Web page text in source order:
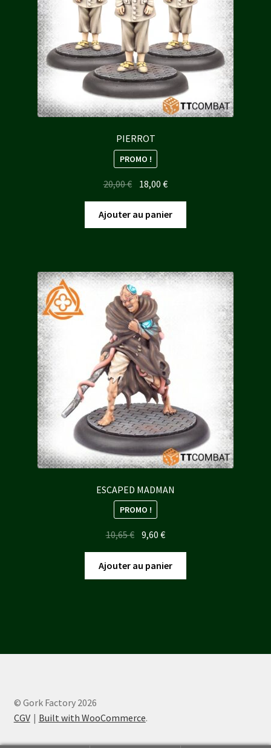
PIERROT
PROMO !
20,00€ Le
initial
était :
18,00€Le
actuel
est :
Ajouter au panier
ESCAPED MADMAN
PROMO !
10,65€ Le
initial
était :
9,60€Le
actuel
est :
Ajouter au panier
© Gork Factory 2026
CGV
Built with WooCommerce.